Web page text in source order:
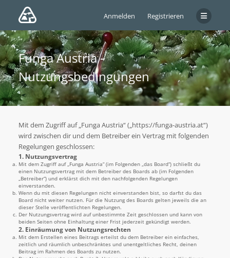
Anmelden Registrieren
Funga Austria -
Nutzungsbedingungen
Mit dem Zugriff auf „Funga Austria“ („https://funga-austria.at“)
wird zwischen dir und dem Betreiber ein Vertrag mit folgenden
Regelungen geschlossen:
1. Nutzungsvertrag
Mit dem Zugriff auf „Funga Austria“ (im Folgenden „das Board“) schließt du
einen Nutzungsvertrag mit dem Betreiber des Boards ab (im Folgenden
„Betreiber“) und erklärst dich mit den nachfolgenden Regelungen
einverstanden.
Wenn du mit diesen Regelungen nicht einverstanden bist, so darfst du das
Board nicht weiter nutzen. Für die Nutzung des Boards gelten jeweils die an
dieser Stelle veröffentlichten Regelungen.
Der Nutzungsvertrag wird auf unbestimmte Zeit geschlossen und kann von
beiden Seiten ohne Einhaltung einer Frist jederzeit gekündigt werden.
2. Einräumung von Nutzungsrechten
Mit dem Erstellen eines Beitrags erteilst du dem Betreiber ein einfaches,
zeitlich und räumlich unbeschränktes und unentgeltliches Recht, deinen
Beitrag im Rahmen des Boards zu nutzen.